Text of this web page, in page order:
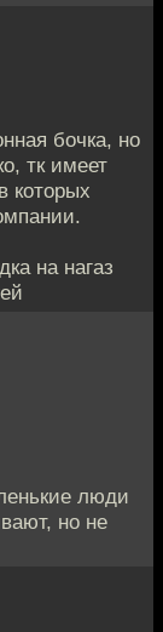
бочка, но
тк имеет
которых
на нагаз
люди
но не